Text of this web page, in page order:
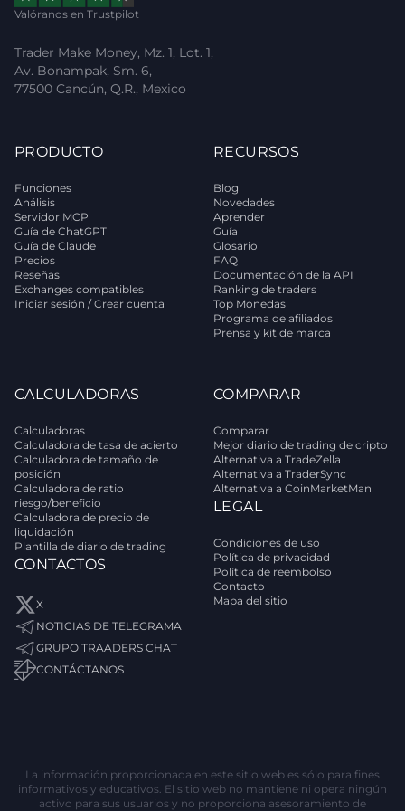
Valóranos en Trustpilot
Trader Make Money, Mz. 1, Lot. 1,
Av. Bonampak, Sm. 6,
77500 Cancún, Q.R., Mexico
PRODUCTO
Funciones
Análisis
Servidor MCP
Guía de ChatGPT
Guía de Claude
Precios
Reseñas
Exchanges compatibles
Iniciar sesión / Crear cuenta
RECURSOS
Blog
Novedades
Aprender
Guía
Glosario
FAQ
Documentación de la API
Ranking de traders
Top Monedas
Programa de afiliados
Prensa y kit de marca
CALCULADORAS
Calculadoras
Calculadora de tasa de acierto
Calculadora de tamaño de
posición
Calculadora de ratio
riesgo/beneficio
Calculadora de precio de
liquidación
Plantilla de diario de trading
CONTACTOS
X
NOTICIAS DE TELEGRAMA
GRUPO TRAADERS CHAT
CONTÁCTANOS
COMPARAR
Comparar
Mejor diario de trading de cripto
Alternativa a TradeZella
Alternativa a TraderSync
Alternativa a CoinMarketMan
LEGAL
Condiciones de uso
Política de privacidad
Política de reembolso
Contacto
Mapa del sitio
La información proporcionada en este sitio web es sólo para fines
informativos y educativos. El sitio web no mantiene ni opera ningún
activo para sus usuarios y no proporciona asesoramiento de